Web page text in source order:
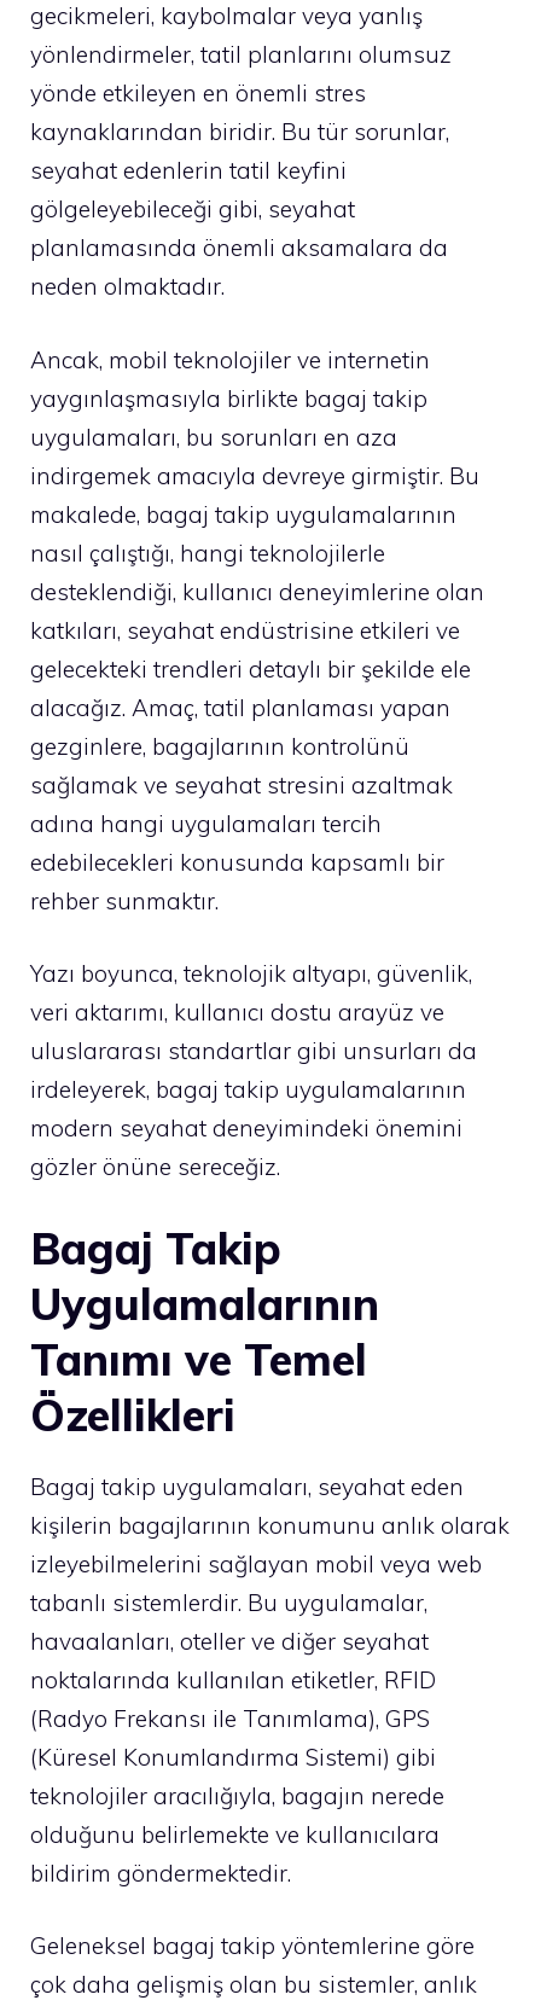
gecikmeleri, kaybolmalar veya yanlış
yönlendirmeler, tatil planlarını olumsuz
yönde etkileyen en önemli stres
kaynaklarından biridir. Bu tür sorunlar,
seyahat edenlerin tatil keyfini
gölgeleyebileceği gibi, seyahat
planlamasında önemli aksamalara da
neden olmaktadır.
Ancak, mobil teknolojiler ve internetin
yaygınlaşmasıyla birlikte bagaj takip
uygulamaları, bu sorunları en aza
indirgemek amacıyla devreye girmiştir. Bu
makalede, bagaj takip uygulamalarının
nasıl çalıştığı, hangi teknolojilerle
desteklendiği, kullanıcı deneyimlerine olan
katkıları, seyahat endüstrisine etkileri ve
gelecekteki trendleri detaylı bir şekilde ele
alacağız. Amaç, tatil planlaması yapan
gezginlere, bagajlarının kontrolünü
sağlamak ve seyahat stresini azaltmak
adına hangi uygulamaları tercih
edebilecekleri konusunda kapsamlı bir
rehber sunmaktır.
Yazı boyunca, teknolojik altyapı, güvenlik,
veri aktarımı, kullanıcı dostu arayüz ve
uluslararası standartlar gibi unsurları da
irdeleyerek, bagaj takip uygulamalarının
modern seyahat deneyimindeki önemini
gözler önüne sereceğiz.
Bagaj Takip
Uygulamalarının
Tanımı ve Temel
Özellikleri
Bagaj takip uygulamaları, seyahat eden
kişilerin bagajlarının konumunu anlık olarak
izleyebilmelerini sağlayan mobil veya web
tabanlı sistemlerdir. Bu uygulamalar,
havaalanları, oteller ve diğer seyahat
noktalarında kullanılan etiketler, RFID
(Radyo Frekansı ile Tanımlama), GPS
(Küresel Konumlandırma Sistemi) gibi
teknolojiler aracılığıyla, bagajın nerede
olduğunu belirlemekte ve kullanıcılara
bildirim göndermektedir.
Geleneksel bagaj takip yöntemlerine göre
çok daha gelişmiş olan bu sistemler, anlık